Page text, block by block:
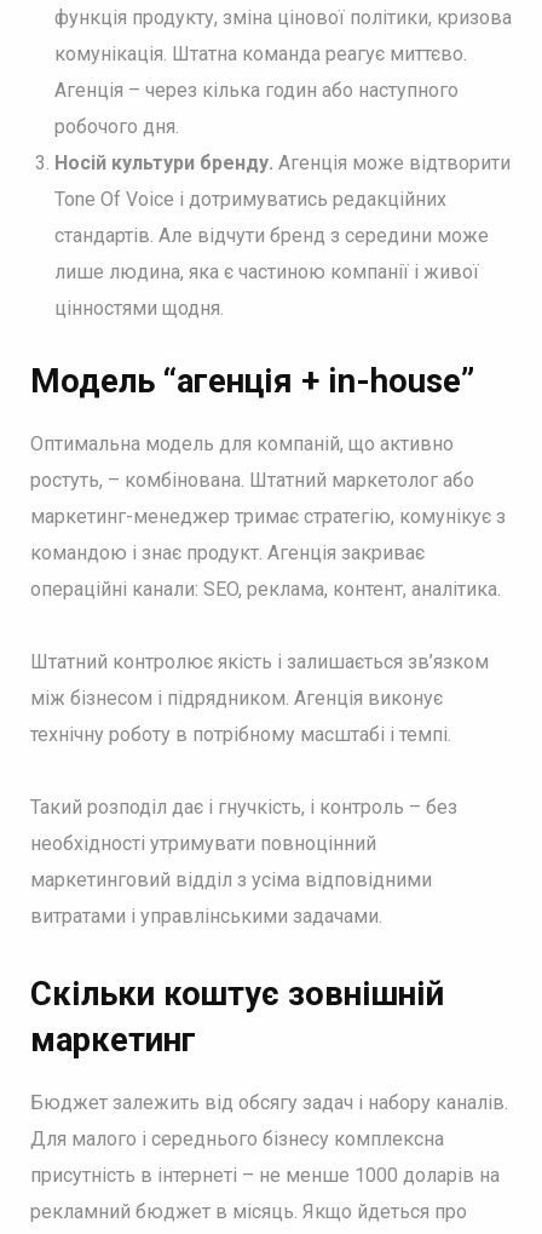
функція продукту, зміна цінової політики, кризова
комунікація. Штатна команда реагує миттєво.
Агенція – через кілька годин або наступного
робочого дня.
Носій культури бренду. Агенція може відтворити
Tone Of Voice і дотримуватись редакційних
стандартів. Але відчути бренд з середини може
лише людина, яка є частиною компанії і живої
цінностями щодня.
Модель “агенція + in-house”
Оптимальна модель для компаній, що активно
ростуть, – комбінована. Штатний маркетолог або
маркетинг-менеджер тримає стратегію, комунікує з
командою і знає продукт. Агенція закриває
операційні канали: SEO, реклама, контент, аналітика.
Штатний контролює якість і залишається зв’язком
між бізнесом і підрядником. Агенція виконує
технічну роботу в потрібному масштабі і темпі.
Такий розподіл дає і гнучкість, і контроль – без
необхідності утримувати повноцінний
маркетинговий відділ з усіма відповідними
витратами і управлінськими задачами.
Скільки коштує зовнішній
маркетинг
Бюджет залежить від обсягу задач і набору каналів.
Для малого і середнього бізнесу комплексна
присутність в інтернеті – не менше 1000 доларів на
рекламний бюджет в місяць. Якщо йдеться про